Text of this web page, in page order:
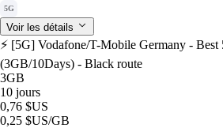
5G
Voir les détails
⚡️ [5G] Vodafone/T-Mobile Germany - Best
(3GB/10Days) - Black route
3GB
10 jours
0,76 $US
0,25 $US/GB